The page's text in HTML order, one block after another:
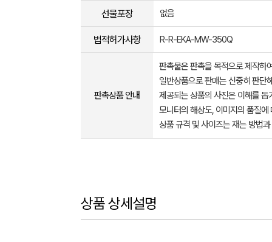
선물포장 없음
법적허가사항 R-R-EKA-MW-350Q
판촉상품 안내
판촉물은 판촉을 목적으로 제작하
일반상품으로 판매는 신중히 판단
제공되는 상품의 사진은 이해를
모니터의 해상도, 이미지의 품질
상품 규격 및 사이즈는 재는 방법
상품 상세설명